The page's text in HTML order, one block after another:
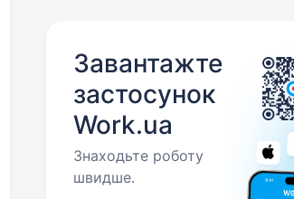
Завантажте
застосунок
Work.ua
Знаходьте роботу
швидше.